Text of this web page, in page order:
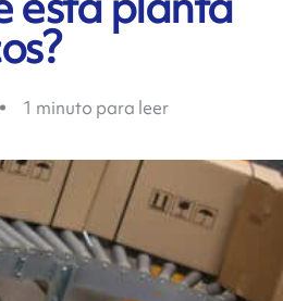
1 minuto para leer